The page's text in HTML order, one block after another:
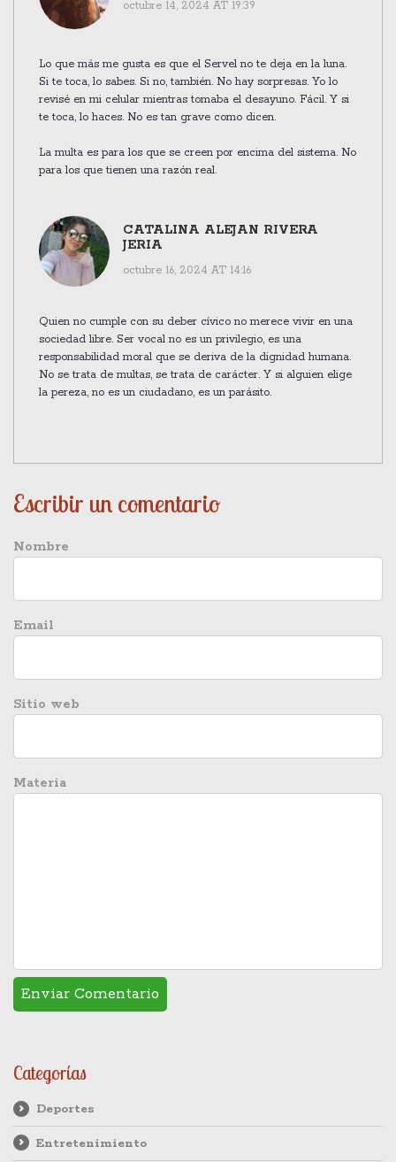
octubre 14, 2024 AT 19:39
Lo que más me gusta es que el Servel no te deja en la luna.
Si te toca, lo sabes. Si no, también. No hay sorpresas. Yo lo
revisé en mi celular mientras tomaba el desayuno. Fácil. Y si
te toca, lo haces. No es tan grave como dicen.
La multa es para los que se creen por encima del sistema. No
para los que tienen una razón real.
CATALINA ALEJAN RIVERA
JERIA
octubre 16, 2024 AT 14:16
Quien no cumple con su deber cívico no merece vivir en una
sociedad libre. Ser vocal no es un privilegio, es una
responsabilidad moral que se deriva de la dignidad humana.
No se trata de multas, se trata de carácter. Y si alguien elige
la pereza, no es un ciudadano, es un parásito.
Escribir un comentario
Nombre
Email
Sitio web
Materia
Categorías
Deportes
Entretenimiento